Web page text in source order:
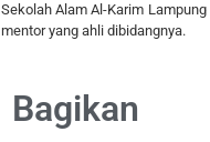
Sekolah Alam Al-Karim
mentor yang ahli dibidangnya.
Bagikan